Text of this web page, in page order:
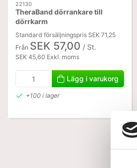
22130
TheraBand dörrankare till
dörrkarm
Standard försäljningspris SEK 71,25
Från SEK 57,00 / St.
SEK 45,60 Exkl. moms
Lägg i varukorg
+100 i lager